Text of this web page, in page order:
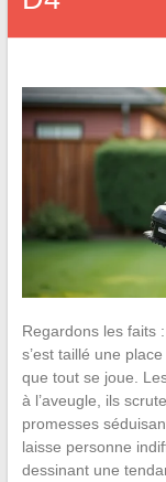
Regardons les faits
s’est taillé une
que tout se joue.
à l’aveugle, ils
promesses
laisse personne
dessinant une